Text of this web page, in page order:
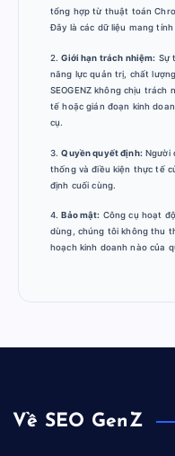
tổng hợp từ thuật toán
Đây là các dữ liệu mang
2.Giới hạn trách nhiệm: Sự
năng lực quản trị, chất
SEOGENZ không chịu
tế hoặc gián đoạn kinh
cụ.
3.Quyền quyết định:Người
thống và điều kiện thực tế
định cuối cùng.
4. Bảo mật: Công cụ hoạt
dùng, chúng tôi không thu
hoạch kinh doanh nào của
Về SEO GenZ